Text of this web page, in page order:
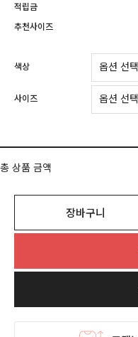
적립금
추천사이즈
색상
사이즈
총 상품 금액
장바구니